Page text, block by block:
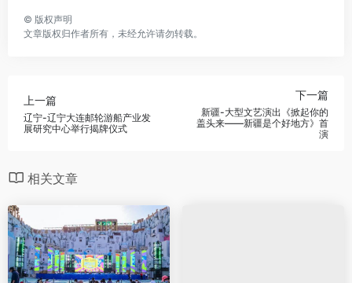
© 版权声明
文章版权归作者所有，未经允许请勿转载。
上一篇
辽宁-辽宁大连邮轮游船产业发
展研究中心举行揭牌仪式
下一篇
新疆-大型文艺演出《掀起你的
盖头来——新疆是个好地方》首
演
相关文章